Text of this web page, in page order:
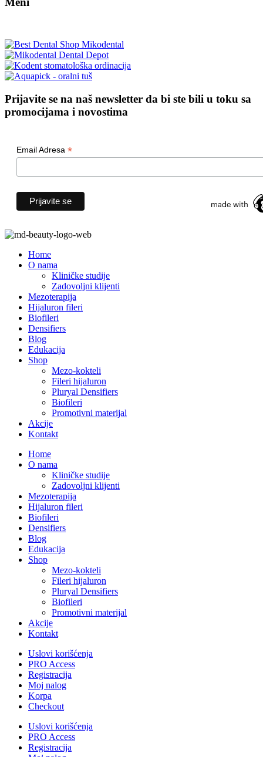
Prijavite se na naš newsletter da bi ste bili u toku sa
promocijama i novostima
Email Adresa *
Home
O nama
Kliničke studije
Zadovoljni klijenti
Mezoterapija
Hijaluron fileri
Biofileri
Densifiers
Blog
Edukacija
Shop
Mezo-kokteli
Fileri hijaluron
Pluryal Densifiers
Biofileri
Promotivni materijal
Akcije
Kontakt
Home
O nama
Kliničke studije
Zadovoljni klijenti
Mezoterapija
Hijaluron fileri
Biofileri
Densifiers
Blog
Edukacija
Shop
Mezo-kokteli
Fileri hijaluron
Pluryal Densifiers
Biofileri
Promotivni materijal
Akcije
Kontakt
Uslovi korišćenja
PRO Access
Registracija
Moj nalog
Korpa
Checkout
Uslovi korišćenja
PRO Access
Registracija